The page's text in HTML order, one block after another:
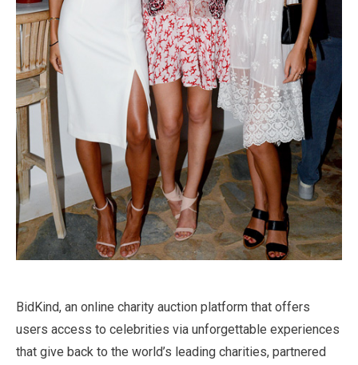
BidKind, an online charity auction platform that offers
users access to celebrities via unforgettable experiences
that give back to the world’s leading charities, partnered